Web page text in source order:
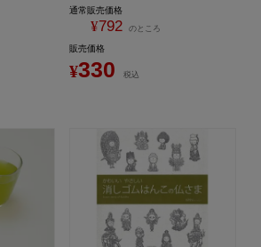
通常販売価格
¥792 のところ
販売価格
¥330 税込